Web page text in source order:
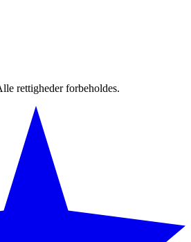
rettigheder forbeholdes.